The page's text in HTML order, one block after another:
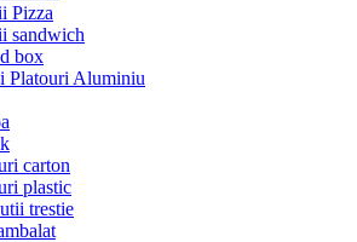
Pizza
sandwich
box
Platouri Aluminiu
carton
plastic
trestie